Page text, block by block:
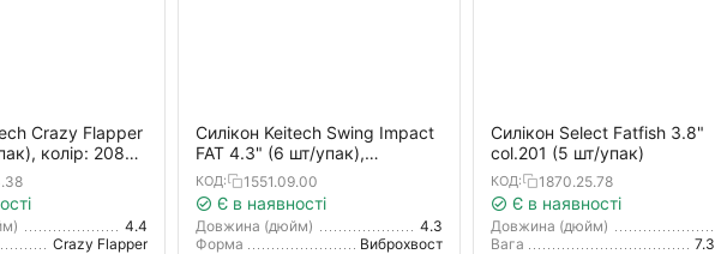
Crazy Flapper
колір: 208
red
4.4
Crazy Flapper
Силікон Keitech Swing Impact
FAT 4.3" (6 шт/упак),
колір:pal#13 mistic spice
КОД: 1551.09.00
Є в наявності
Довжина (дюйм)
4.3
Форма
Виброхвост
Силікон Select Fatfish 3.8"
col.201 (5 шт/упак)
КОД: 1870.25.78
Є в наявності
Довжина (дюйм)
Вага
7.3